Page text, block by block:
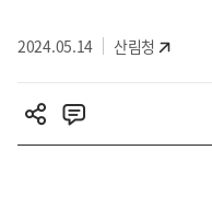
2024.05.14 산림청